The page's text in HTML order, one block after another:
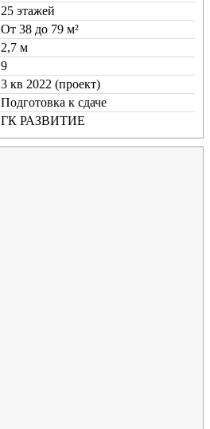
25 этажей
От 38 до 79 м²
2,7 м
9
3 кв 2022 (проект)
Подготовка к сдаче
ГК РАЗВИТИЕ